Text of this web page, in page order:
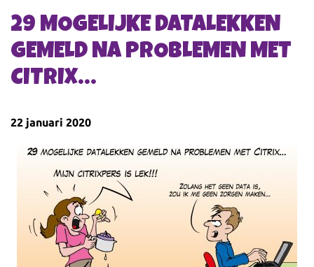
29 MOGELIJKE DATALEKKEN
GEMELD NA PROBLEMEN MET
CITRIX…
22 januari 2020